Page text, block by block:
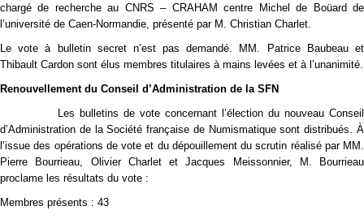
chargé de recherche au CNRS – CRAHAM centre Michel de Boüard de
l’université de Caen-Normandie, présenté par M. Christian Charlet.
Le vote à bulletin secret n’est pas demandé. MM. Patrice Baubeau et
Thibault Cardon sont élus membres titulaires à mains levées et à l’unanimité.
Renouvellement du Conseil d’Administration de la SFN
Les bulletins de vote concernant l’élection du nouveau Conseil
d’Administration de la Société française de Numismatique sont distribués. À
l’issue des opérations de vote et du dépouillement du scrutin réalisé par MM.
Pierre Bourrieau, Olivier Charlet et Jacques Meissonnier, M. Bourrieau
proclame les résultats du vote :
Membres présents : 43